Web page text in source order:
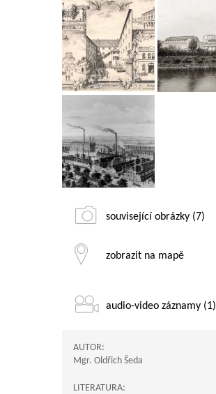
související obrázky (7)
zobrazit na mapě
audio-video záznamy (1)
AUTOR:
Mgr. Oldřich Šeda
LITERATURA: